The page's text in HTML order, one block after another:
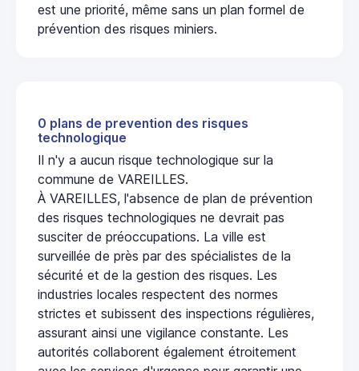
est une priorité, même sans un plan formel de
prévention des risques miniers.
0 plans de prevention des risques
technologique
Il n'y a aucun risque technologique sur la
commune de VAREILLES.
À VAREILLES, l'absence de plan de prévention
des risques technologiques ne devrait pas
susciter de préoccupations. La ville est
surveillée de près par des spécialistes de la
sécurité et de la gestion des risques. Les
industries locales respectent des normes
strictes et subissent des inspections régulières,
assurant ainsi une vigilance constante. Les
autorités collaborent également étroitement